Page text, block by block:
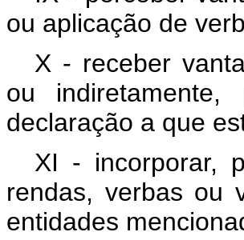
ou aplicação de
X - receber
ou
declaração a que
XI - incorporar,
rendas, verbas ou
entidades